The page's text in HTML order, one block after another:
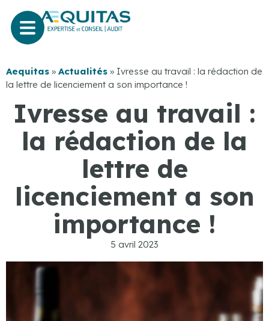
Aequitas » Actualités » Ivresse au travail : la rédaction de
la lettre de licenciement a son importance !
Ivresse au travail :
la rédaction de la
lettre de
licenciement a son
importance !
5 avril 2023